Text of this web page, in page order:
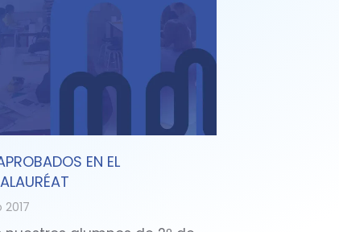
EN EL
2017